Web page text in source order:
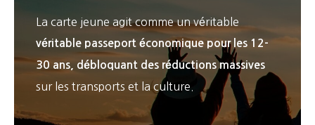
La carte jeune agit comme un véritable
véritable passeport économique pour les 12-
30 ans, débloquant des réductions massives
sur les transports et la culture.